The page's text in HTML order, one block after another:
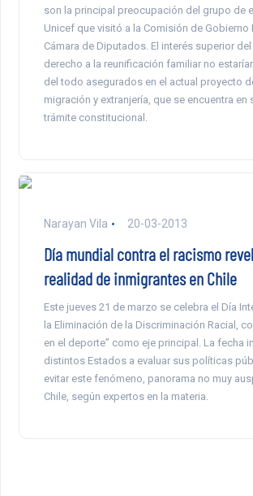
son la principal preocupación del grupo de
Unicef que visitó a la Comisión de Gobierno
Cámara de Diputados. El interés superior del
derecho a la reunificación familiar no
del todo asegurados en el actual proyecto
migración y extranjería, que se encuentra en
trámite constitucional.
Narayan Vila 20-03-2013
Día mundial contra el racismo
realidad de inmigrantes en Chile
Este jueves 21 de marzo se celebra el Día
la Eliminación de la Discriminación Racial,
en el deporte” como eje principal. La fecha
distintos Estados a evaluar sus políticas
evitar este fenómeno, panorama no muy
Chile, según expertos en la materia.